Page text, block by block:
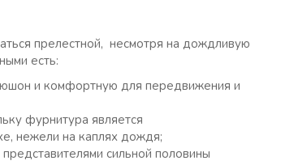
прелестной, несмотря на дождливую
есть:
и комфортную для передвижения и
фурнитура является
нежели на каплях дождя;
сильной половины